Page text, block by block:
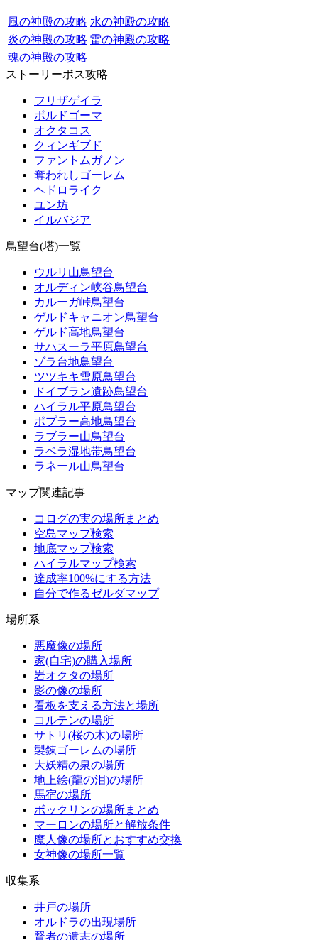
風の神殿の攻略 水の神殿の攻略
炎の神殿の攻略 雷の神殿の攻略
魂の神殿の攻略
ストーリーボス攻略
フリザゲイラ
ボルドゴーマ
オクタコス
クィンギブド
ファントムガノン
奪われしゴーレム
ヘドロライク
ユン坊
イルバジア
鳥望台(塔)一覧
ウルリ山鳥望台
オルディン峡谷鳥望台
カルーガ峠鳥望台
ゲルドキャニオン鳥望台
ゲルド高地鳥望台
サハスーラ平原鳥望台
ゾラ台地鳥望台
ツツキキ雪原鳥望台
ドイブラン遺跡鳥望台
ハイラル平原鳥望台
ポプラー高地鳥望台
ラブラー山鳥望台
ラベラ湿地帯鳥望台
ラネール山鳥望台
マップ関連記事
コログの実の場所まとめ
空島マップ検索
地底マップ検索
ハイラルマップ検索
達成率100%にする方法
自分で作るゼルダマップ
場所系
悪魔像の場所
家(自宅)の購入場所
岩オクタの場所
影の像の場所
看板を支える方法と場所
コルテンの場所
サトリ(桜の木)の場所
製錬ゴーレムの場所
大妖精の泉の場所
地上絵(龍の泪)の場所
馬宿の場所
ボックリンの場所まとめ
マーロンの場所と解放条件
魔人像の場所とおすすめ交換
女神像の場所一覧
収集系
井戸の場所
オルドラの出現場所
賢者の遺志の場所